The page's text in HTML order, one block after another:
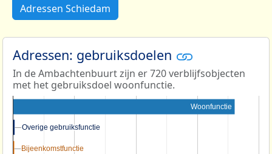
Adressen Schiedam
Adressen: gebruiksdoelen
In de Ambachtenbuurt zijn er 720 verblijfsobjecten
met het gebruiksdoel woonfunctie.
Woonfunctie
Overige gebruiksfunctie
Overige gebruiksfunctie
Bijeenkomstfunctie
Bijeenkomstfunctie